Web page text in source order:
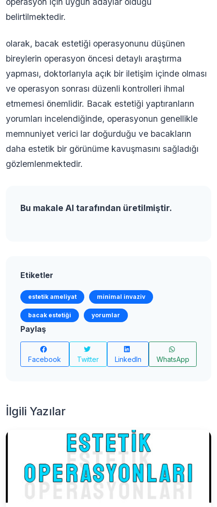
belirtilmektedir.
olarak, bacak estetiği operasyonunu düşünen
bireylerin operasyon öncesi detaylı araştırma
yapması, doktorlarıyla açık bir iletişim içinde olması
ve operasyon sonrası düzenli kontrolleri ihmal
etmemesi önemlidir. Bacak estetiği yaptıranların
yorumları incelendiğinde, operasyonun genellikle
memnuniyet verici lar doğurduğu ve bacakların
daha estetik bir görünüme kavuşmasını sağladığı
gözlemlenmektedir.
Bu makale AI tarafından üretilmiştir.
Etiketler
estetik ameliyat minimal invaziv
bacak estetiği yorumlar
Paylaş
Facebook Twitter LinkedIn WhatsApp
İlgili Yazılar